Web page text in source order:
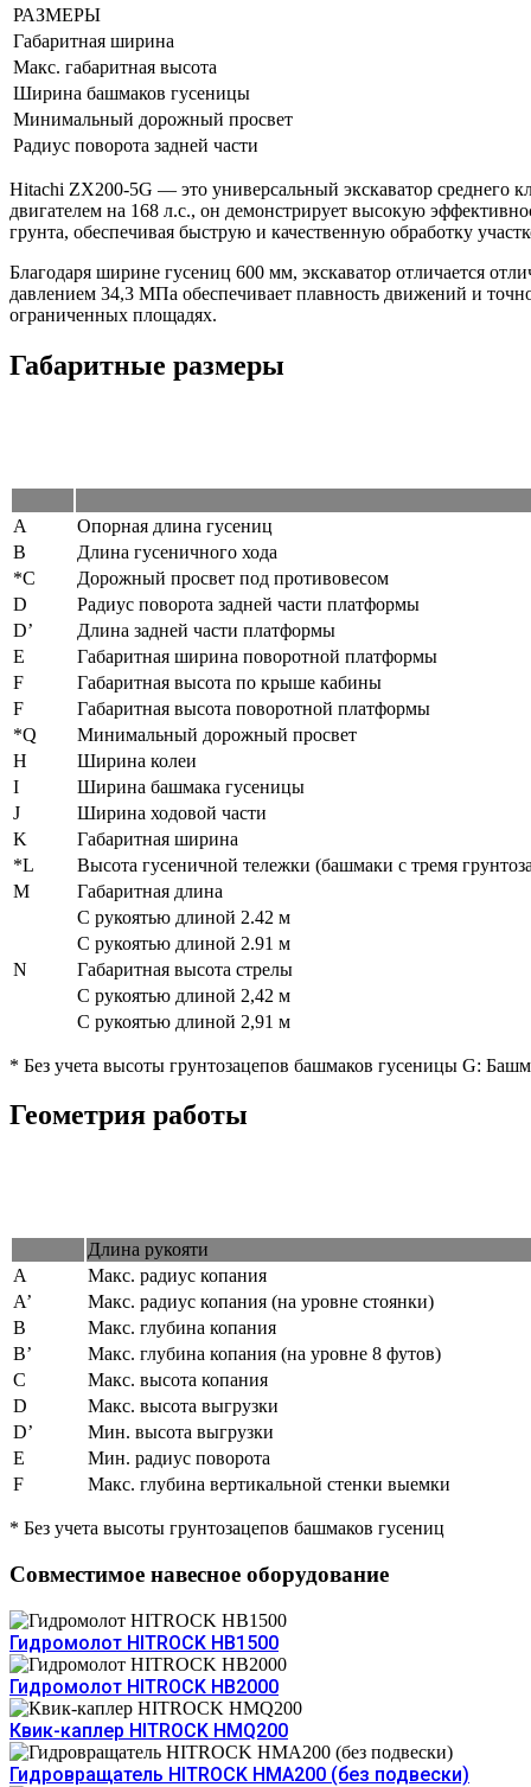
РАЗМЕРЫ
Габаритная ширина
Макс. габаритная высота
Ширина башмаков гусеницы
Минимальный дорожный просвет
Радиус поворота задней части
Hitachi ZX200-5G — это универсальный экскаватор среднего
двигателем на 168 л.с., он демонстрирует высокую
грунта, обеспечивая быструю и качественную обработку
Благодаря ширине гусениц 600 мм, экскаватор отличается
давлением 34,3 МПа обеспечивает плавность движений и
ограниченных площадях.
Габаритные размеры
А
Опорная длина гусениц
В
Длина гусеничного хода
*C
Дорожный просвет под противовесом
D
Радиус поворота задней части платформы
D’
Длина задней части платформы
Е
Габаритная ширина поворотной платформы
F
Габаритная высота по крыше кабины
F
Габаритная высота поворотной платформы
*Q
Минимальный дорожный просвет
Н
Ширина колеи
I
Ширина башмака гусеницы
J
Ширина ходовой части
K
Габаритная ширина
*L
Высота гусеничной тележки (башмаки с тремя
М
Габаритная длина
С рукоятью длиной 2.42 м
С рукоятью длиной 2.91 м
N
Габаритная высота стрелы
С рукоятью длиной 2,42 м
С рукоятью длиной 2,91 м
* Без учета высоты грунтозацепов башмаков гусеницы G:
Геометрия работы
Длина рукояти
А
Макс. радиус копания
А’
Макс. радиус копания (на уровне стоянки)
В
Макс. глубина копания
В’
Макс. глубина копания (на уровне 8 футов)
С
Макс. высота копания
D
Макс. высота выгрузки
D’
Мин. высота выгрузки
Е
Мин. радиус поворота
F
Макс. глубина вертикальной стенки выемки
* Без учета высоты грунтозацепов башмаков гусениц
Совместимое навесное оборудование
Гидромолот HITROCK HB1500
Гидромолот HITROCK HB2000
Квик-каплер HITROCK HMQ200
Гидровращатель HITROCK HMA200 (без подвески)